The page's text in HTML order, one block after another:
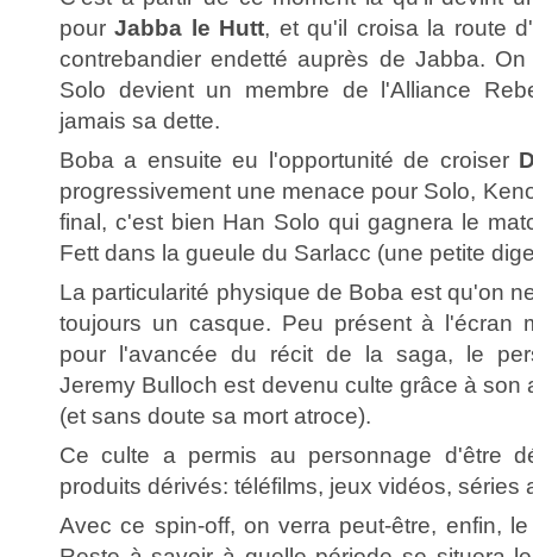
pourJabba le Hutt, et qu'il croisa la route
contrebandier endetté auprès de Jabba.
Solo devient un membre de l'Alliance
jamais sa dette.
Boba a ensuite eu l'opportunité de croiser
progressivement une menace pour Solo,
final, c'est bien Han Solo qui gagnera le
Fett dans la gueule du Sarlacc (une petite
La particularité physique de Boba est qu'on
toujours un casque. Peu présent à l'écran
pour l'avancée du récit de la saga, le
Jeremy Bulloch est devenu culte grâce à son
(et sans doute sa mort atroce).
Ce culte a permis au personnage d'être
produits dérivés: téléfilms, jeux vidéos, séries
Avec ce spin-off, on verra peut-être, enfin,